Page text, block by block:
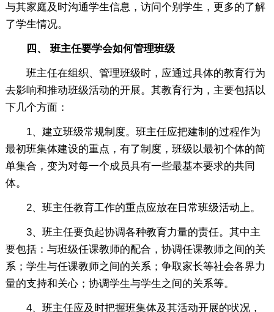
与其家庭及时沟通学生信息，访问个别学生，更多的了解
了学生情况。
四、 班主任要学会如何管理班级
班主任在组织、管理班级时，应通过具体的教育行为
去影响和推动班级活动的开展。其教育行为，主要包括以
下几个方面：
1、建立班级常规制度。班主任应把建制的过程作为
最初班集体建设的重点，有了制度，班级以最初个体的简
单集合，变为对每一个成员具有一些最基本要求的共同
体。
2、班主任教育工作的重点应放在日常班级活动上。
3、班主任要负起协调各种教育力量的责任。其中主
要包括：与班级任课教师的配合，协调任课教师之间的关
系；学生与任课教师之间的关系；争取家长等社会各界力
量的支持和关心；协调学生与学生之间的关系等。
4、班主任应及时把握班集体及其活动开展的状况，